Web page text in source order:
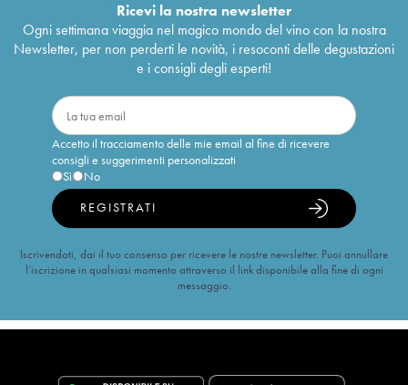
Ricevi la nostra newsletter
Ogni settimana viaggia nel magico mondo del vino con la nostra
Newsletter, per non perderti le novità, i resoconti delle degustazioni
e i consigli degli esperti!
Accetto il tracciamento delle mie email al fine di ricevere
consigli e suggerimenti personalizzati
Sì
No
REGISTRATI
Iscrivendoti, dai il tuo consenso per ricevere le nostre newsletter. Puoi annullare
l’iscrizione in qualsiasi momento attraverso il link disponibile alla fine di ogni
messaggio.